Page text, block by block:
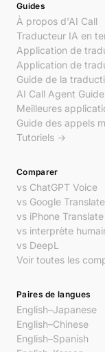
Guides
À propos d'AI Call
Traducteur IA en
Application de
Application de
Guide de la
AI Call Agent Guide
Meilleures
Guide des appels
Tutoriels →
Comparer
vs ChatGPT Voice
vs Google Translate
vs iPhone Translate
vs interprète
vs DeepL
Voir toutes les
Paires de langues
English–Japanese
English–Chinese
English–Spanish